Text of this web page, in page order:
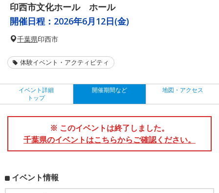
印西市文化ホール ホール
開催日程： 2026年6月12日(金)
千葉県印西市
体験イベント・アクティビティ
イベント詳細
トップ
開催期間など 地図・アクセス
※ このイベントは終了しました。
千葉県のイベントはこちらからご確認ください。
イベント情報